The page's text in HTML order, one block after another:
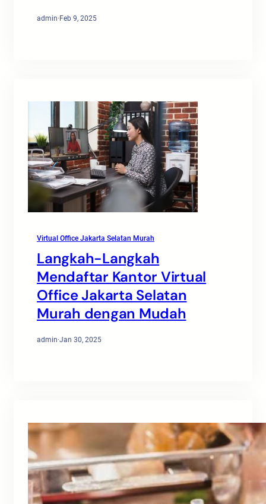
admin·Feb 9, 2025
Virtual Office Jakarta Selatan Murah
Langkah-Langkah
Mendaftar Kantor Virtual
Office Jakarta Selatan
Murah dengan Mudah
admin·Jan 30, 2025